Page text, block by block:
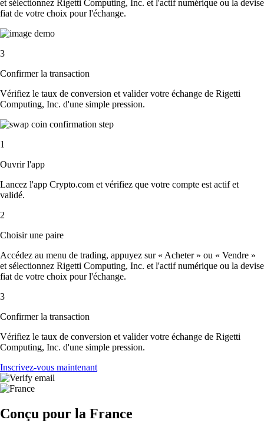
et sélectionnez Rigetti Computing, Inc. et l'actif numérique ou la devise
fiat de votre choix pour l'échange.
3
Confirmer la transaction
Vérifiez le taux de conversion et valider votre échange de Rigetti
Computing, Inc. d'une simple pression.
1
Ouvrir l'app
Lancez l'app Crypto.com et vérifiez que votre compte est actif et
validé.
2
Choisir une paire
Accédez au menu de trading, appuyez sur « Acheter » ou « Vendre »
et sélectionnez Rigetti Computing, Inc. et l'actif numérique ou la devise
fiat de votre choix pour l'échange.
3
Confirmer la transaction
Vérifiez le taux de conversion et valider votre échange de Rigetti
Computing, Inc. d'une simple pression.
Inscrivez-vous maintenant
Conçu pour la France